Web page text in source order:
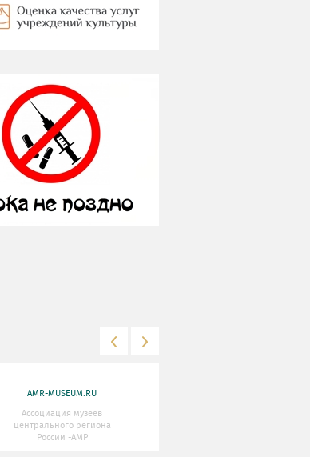
AMR-MUSEUM.RU
Ассоциация музеев
центрального региона
России -АМР